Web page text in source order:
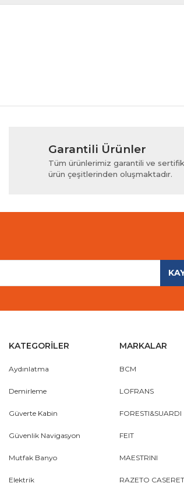
Yorum Yaz
diğer konularda yetersiz gördüğünüz
Garantili Ürünler
Tüm ürünlerimiz garantili ve
ürün çeşitlerinden oluşmaktadır.
KATEGORİLER
Aydınlatma
Demirleme
Güverte Kabin
Güvenlik Navigasyon
Mutfak Banyo
Elektrik
MARKALAR
BCM
LOFRANS
FORESTI&SUARDI
FEIT
MAESTRINI
RAZETO